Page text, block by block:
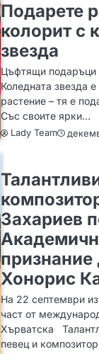
Подарете
колорит с
звезда
Цъфтящи подаръци
Коледната звезда
растение – тя е
Със своите ярки…
Lady Team
Захариев
Хонорис
На 22 септември
част от
Хърватска
певец и